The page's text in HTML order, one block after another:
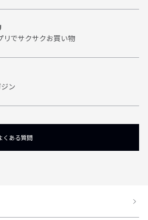
リでサクサクお買い物
ン
くある質問